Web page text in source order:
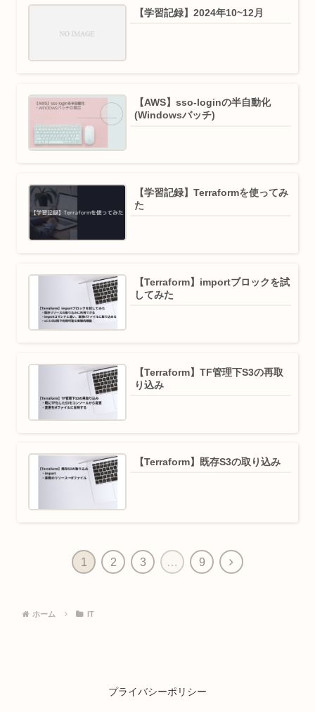
【学習記録】2024年10~12月
【AWS】sso-loginの半自動化
(Windowsバッチ)
【学習記録】Terraformを使ってみ
た
【Terraform】importブロックを試
してみた
【Terraform】TF管理下S3の再取
り込み
【Terraform】既存S3の取り込み
1 2 3 … 9
ホーム IT
プライバシーポリシー